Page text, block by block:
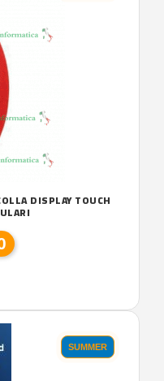
DISPLAY TOUCH
SUMMER